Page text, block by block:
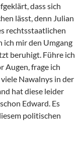
dass sich
lässt, denn Julian
rechtsstaatlichen
ich mir den Umgang
beruhigt. Führe ich
Augen, frage ich
Nawalnys in der
hat diese leider
Edward. Es
politischen